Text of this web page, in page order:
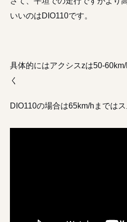
いいのはDIO110です。
具体的にはアクシスzは50-
く
DIO110の場合は65km/hまでは